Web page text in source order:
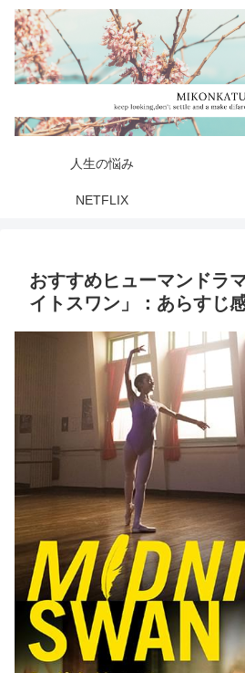
人生の悩み
NETFLIX
おすすめヒューマンドラ
イトスワン」：あらすじ